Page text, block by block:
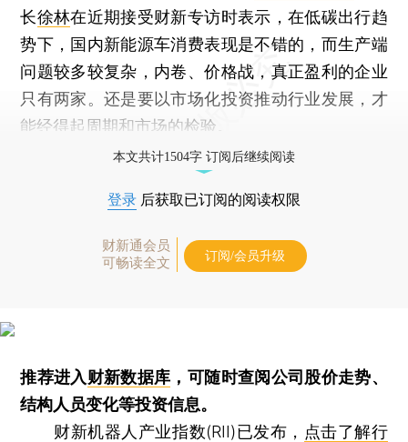
长徐林在近期接受财新专访时表示，在低碳出行趋
势下，国内新能源车消费表现是不错的，而生产端
问题较多较复杂，内卷、价格战，真正盈利的企业
只有两家。还是要以市场化投资推动行业发展，才
能经得起周期和市场的检验。
本文共计1504字 订阅后继续阅读
登录 后获取已订阅的阅读权限
财新通会员
可畅读全文
订阅/会员升级
推荐进入财新数据库 ，可随时查阅公司股价走势、
结构人员变化等投资信息。
财新机器人产业指数(RII)已发布， 点击了解行